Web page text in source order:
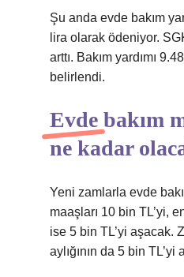
Şu anda evde bakım
lira olarak ödeniyor.
arttı. Bakım yardımı
belirlendi.
Evde bakım
ne kadar
Yeni zamlarla evde
maaşları 10 bin TL’yi,
ise 5 bin TL’yi aşacak.
aylığının da 5 bin TL’yi